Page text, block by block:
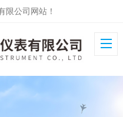
限公司网站！